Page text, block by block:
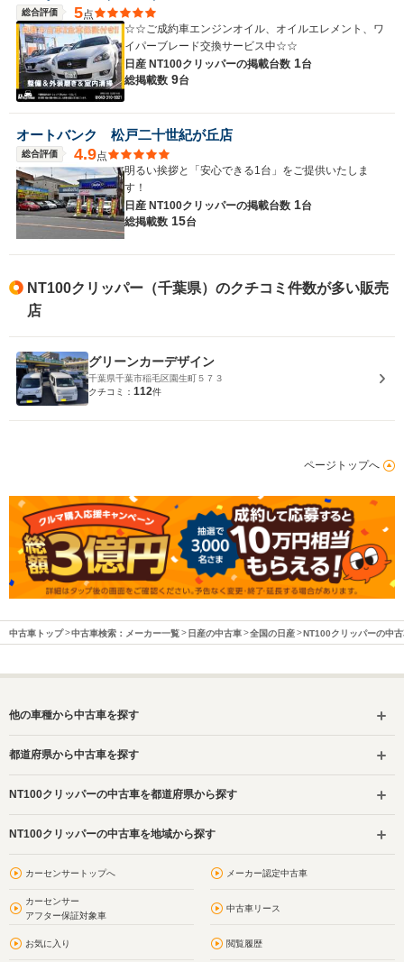
総合評価 5点
☆☆ご成約車エンジンオイル、オイルエレメント、ワ
イパーブレード交換サービス中☆☆
日産 NT100クリッパーの掲載台数 1台
総掲載数 9台
オートバンク 松戸二十世紀が丘店
総合評価 4.9点
明るい挨拶と「安心できる1台」をご提供いたしま
す！
日産 NT100クリッパーの掲載台数 1台
総掲載数 15台
NT100クリッパー（千葉県）のクチコミ件数が多い販売
店
グリーンカーデザイン
千葉県千葉市稲毛区園生町５７３
クチコミ： 112件
ページトップへ
中古車トップ 中古車検索：メーカー一覧 日産の中古車 全国の日産 NT100クリッパーの中
他の車種から中古車を探す
都道府県から中古車を探す
NT100クリッパーの中古車を都道府県から探す
NT100クリッパーの中古車を地域から探す
カーセンサートップへ メーカー認定中古車
カーセンサー
アフター保証対象車
中古車リース
お気に入り 閲覧履歴